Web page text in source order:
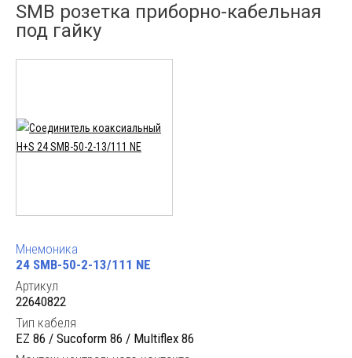
SMB розетка приборно-кабельная
под гайку
Мнемоника
24 SMB-50-2-13/111 NE
Артикул
22640822
Тип кабеля
EZ 86 / Sucoform 86 / Multiflex 86